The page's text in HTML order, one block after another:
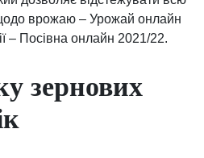
врожаю – Урожай онлайн
– Посівна онлайн 2021/22.
зернових